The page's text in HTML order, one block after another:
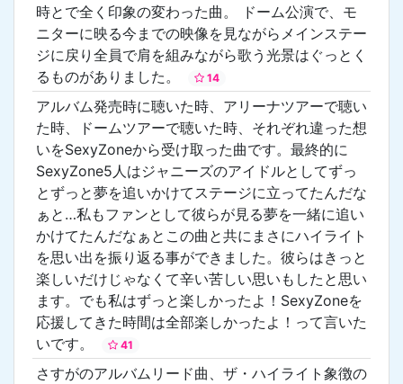
時とで全く印象の変わった曲。 ドーム公演で、モ
ニターに映る今までの映像を見ながらメインステー
ジに戻り全員で肩を組みながら歌う光景はぐっとく
るものがありました。
14
アルバム発売時に聴いた時、アリーナツアーで聴い
た時、ドームツアーで聴いた時、それぞれ違った想
いをSexyZoneから受け取った曲です。最終的に
SexyZone5人はジャニーズのアイドルとしてずっ
とずっと夢を追いかけてステージに立ってたんだな
ぁと…私もファンとして彼らが見る夢を一緒に追い
かけてたんだなぁとこの曲と共にまさにハイライト
を思い出を振り返る事ができました。彼らはきっと
楽しいだけじゃなくて辛い苦しい思いもしたと思い
ます。でも私はずっと楽しかったよ！SexyZoneを
応援してきた時間は全部楽しかったよ！って言いた
いです。
41
さすがのアルバムリード曲、ザ・ハイライト象徴の